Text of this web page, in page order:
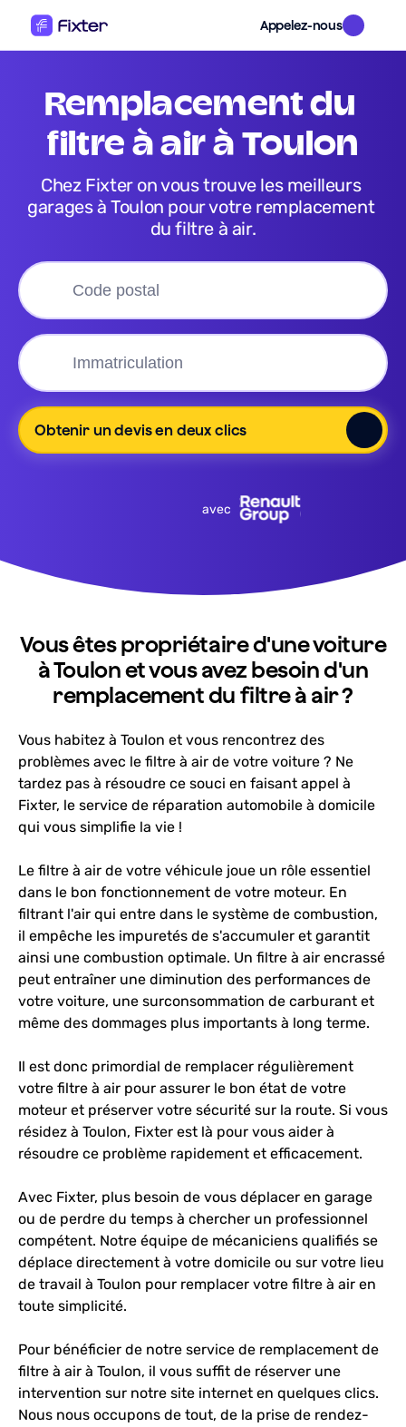
Appelez-nous
remplacement du
filtre à air à Toulon
Chez Fixter on vous trouve les meilleurs
garages à Toulon pour votre remplacement
du filtre à air.
Obtenir un devis en deux clics
avec
Vous êtes propriétaire d'une voiture
à Toulon et vous avez besoin d'un
remplacement du filtre à air ?
Vous habitez à Toulon et vous rencontrez des
problèmes avec le filtre à air de votre voiture ? Ne
tardez pas à résoudre ce souci en faisant appel à
Fixter, le service de réparation automobile à domicile
qui vous simplifie la vie !
Le filtre à air de votre véhicule joue un rôle essentiel
dans le bon fonctionnement de votre moteur. En
filtrant l'air qui entre dans le système de combustion,
il empêche les impuretés de s'accumuler et garantit
ainsi une combustion optimale. Un filtre à air encrassé
peut entraîner une diminution des performances de
votre voiture, une surconsommation de carburant et
même des dommages plus importants à long terme.
Il est donc primordial de remplacer régulièrement
votre filtre à air pour assurer le bon état de votre
moteur et préserver votre sécurité sur la route. Si vous
résidez à Toulon, Fixter est là pour vous aider à
résoudre ce problème rapidement et efficacement.
Avec Fixter, plus besoin de vous déplacer en garage
ou de perdre du temps à chercher un professionnel
compétent. Notre équipe de mécaniciens qualifiés se
déplace directement à votre domicile ou sur votre lieu
de travail à Toulon pour remplacer votre filtre à air en
toute simplicité.
Pour bénéficier de notre service de remplacement de
filtre à air à Toulon, il vous suffit de réserver une
intervention sur notre site internet en quelques clics.
Nous nous occupons de tout, de la prise de rendez-